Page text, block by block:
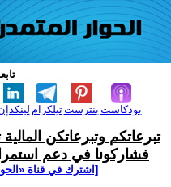
تيلكرامبنترست بودكاست
تبرعاتكم وتبرعاتكن
فشاركونا في دعم
[اشترك في قناة